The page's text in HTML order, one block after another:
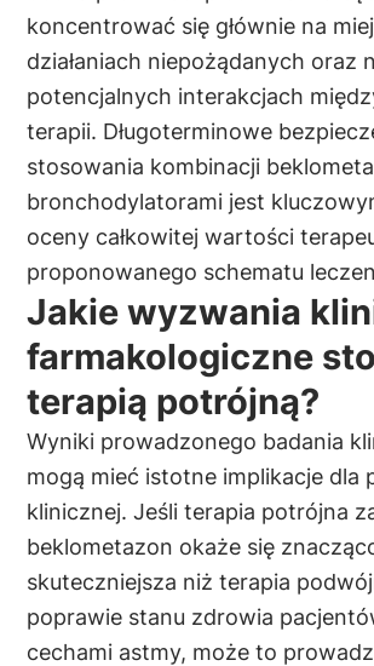
koncentrować się głównie na
działaniach niepożądanych oraz
potencjalnych interakcjach
terapii. Długoterminowe
stosowania kombinacji
bronchodylatorami jest
oceny całkowitej wartości
proponowanego schematu
Jakie wyzwania
farmakologiczne
terapią potrójną?
Wyniki prowadzonego badania
mogą mieć istotne implikacje dla
klinicznej. Jeśli terapia potrójna
beklometazon okaże się
skuteczniejsza niż terapia
poprawie stanu zdrowia
cechami astmy, może to